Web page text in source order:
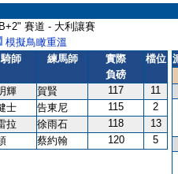
賽道 - 大利讓賽
模擬鳥瞰重溫
騎師 練馬師
實際
負磅
檔位
輝 賀賢 117
11
士 告東尼 115
2
拉 徐雨石 118
13
蔡約翰 120 5